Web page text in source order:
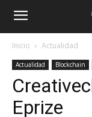
Inicio Actualidad
Actualidad Blockchain
Eprize